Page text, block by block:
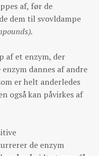
af, før de
dem til svovldampe
af et enzym, der
dannes af andre
er helt anderledes
også kan påvirkes af
de enzym